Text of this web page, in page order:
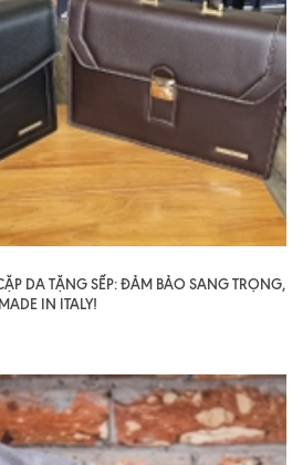
DA TẶNG SẾP: ĐẢM BẢO SANG TRỌNG,
IN ITALY!